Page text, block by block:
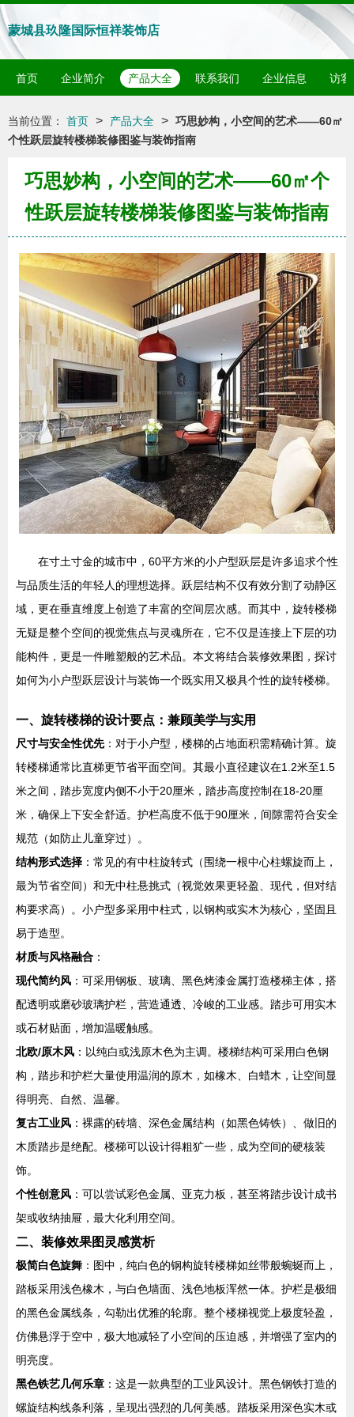
蒙城县玖隆国际恒祥装饰店
首页 企业简介 产品大全 联系我们 企业信息 访客
当前位置： 首页 > 产品大全 > 巧思妙构，小空间的艺术——60㎡
个性跃层旋转楼梯装修图鉴与装饰指南
巧思妙构，小空间的艺术——60㎡个
性跃层旋转楼梯装修图鉴与装饰指南
在寸土寸金的城市中，60平方米的小户型跃层是许多追求个性
与品质生活的年轻人的理想选择。跃层结构不仅有效分割了动静区
域，更在垂直维度上创造了丰富的空间层次感。而其中，旋转楼梯
无疑是整个空间的视觉焦点与灵魂所在，它不仅是连接上下层的功
能构件，更是一件雕塑般的艺术品。本文将结合装修效果图，探讨
如何为小户型跃层设计与装饰一个既实用又极具个性的旋转楼梯。
一、旋转楼梯的设计要点：兼顾美学与实用
尺寸与安全性优先：对于小户型，楼梯的占地面积需精确计算。旋
转楼梯通常比直梯更节省平面空间。其最小直径建议在1.2米至1.5
米之间，踏步宽度内侧不小于20厘米，踏步高度控制在18-20厘
米，确保上下安全舒适。护栏高度不低于90厘米，间隙需符合安全
规范（如防止儿童穿过）。
结构形式选择 ：常见的有中柱旋转式（围绕一根中心柱螺旋而上，
最为节省空间）和无中柱悬挑式（视觉效果更轻盈、现代，但对结
构要求高）。小户型多采用中柱式，以钢构或实木为核心，坚固且
易于造型。
材质与风格融合 ：
现代简约风 ：可采用钢板、玻璃、黑色烤漆金属打造楼梯主体，搭
配透明或磨砂玻璃护栏，营造通透、冷峻的工业感。踏步可用实木
或石材贴面，增加温暖触感。
北欧/原木风 ：以纯白或浅原木色为主调。楼梯结构可采用白色钢
构，踏步和护栏大量使用温润的原木，如橡木、白蜡木，让空间显
得明亮、自然、温馨。
复古工业风 ：裸露的砖墙、深色金属结构（如黑色铸铁）、做旧的
木质踏步是绝配。楼梯可以设计得粗犷一些，成为空间的硬核装
饰。
个性创意风 ：可以尝试彩色金属、亚克力板，甚至将踏步设计成书
架或收纳抽屉，最大化利用空间。
二、装修效果图灵感赏析
极简白色旋舞 ：图中，纯白色的钢构旋转楼梯如丝带般蜿蜒而上，
踏板采用浅色橡木，与白色墙面、浅色地板浑然一体。护栏是极细
的黑色金属线条，勾勒出优雅的轮廓。整个楼梯视觉上极度轻盈，
仿佛悬浮于空中，极大地减轻了小空间的压迫感，并增强了室内的
明亮度。
黑色铁艺几何乐章 ：这是一款典型的工业风设计。黑色钢铁打造的
螺旋结构线条利落，呈现出强烈的几何美感。踏板采用深色实木或